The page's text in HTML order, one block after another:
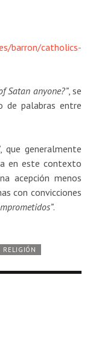
barron/catholics-
Satan anyone?”, se
de palabras entre
, que generalmente
en este contexto
acepción menos
con convicciones
.
RELIGIÓN